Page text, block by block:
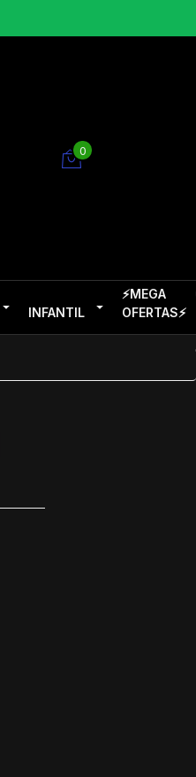
0
INFANTIL
⚡MEGA
OFERTAS⚡